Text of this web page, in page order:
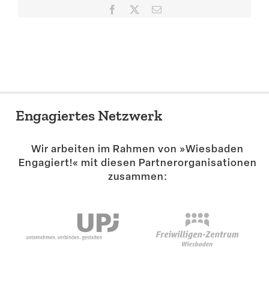
Suche
Facebook E-
Engagiertes Netzwerk
Wir arbeiten im Rahmen von »Wiesbaden
Engagiert!« mit diesen Partner­or­ga­ni­sa­tionen
zusammen: